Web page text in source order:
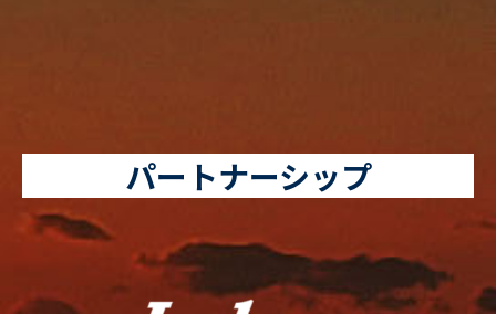
パートナーシップ